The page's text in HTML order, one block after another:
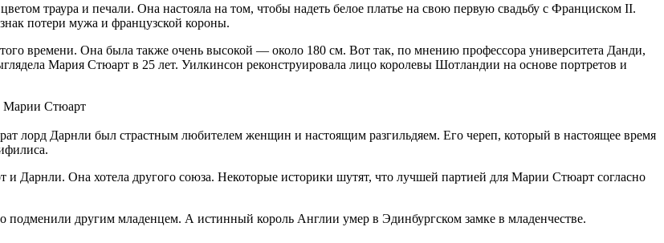
траура и печали. Она настояла на том, чтобы надеть белое платье на свою первую свадьбу с Франциском II.
потери мужа и французской короны.
времени. Она была также очень высокой — около 180 см. Вот так, по мнению профессора университета Данди,
Мария Стюарт в 25 лет. Уилкинсон реконструировала лицо королевы Шотландии на основе портретов и
лорд Дарнли был страстным любителем женщин и настоящим разгильдяем. Его череп, который в настоящее время
и Дарнли. Она хотела другого союза. Некоторые историки шутят, что лучшей партией для Марии Стюарт согласно
другим младенцем. А истинный король Англии умер в Эдинбургском замке в младенчестве.